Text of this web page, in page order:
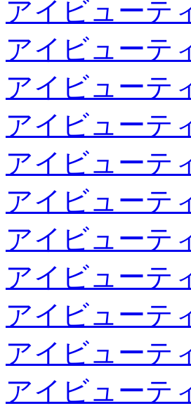
アイビューテ
アイビューテ
アイビューテ
アイビューテ
アイビューテ
アイビューテ
アイビューテ
アイビューテ
アイビューテ
アイビューテ
アイビューテ